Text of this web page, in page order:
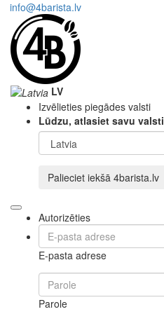
info@4barista.lv
LV
Izvēlieties piegādes valsti
Lūdzu, atlasiet savu valsti
Palieciet iekšā 4barista.lv
Autorizēties
E-pasta adrese
Parole